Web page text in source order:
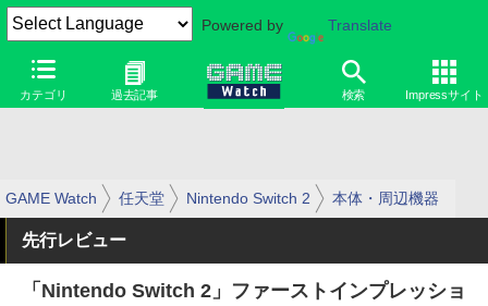
Powered by Translate
カテゴリ 過去記事 検索 Impressサイト
GAME Watch 任天堂 Nintendo Switch 2 本体・周辺機器
先行レビュー
「Nintendo Switch 2」ファーストインプレッショ